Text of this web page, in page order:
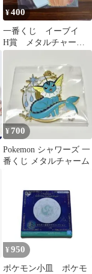
¥400
一番くじ イーブイ
H賞 メタルチャー
ム ブースター
¥ 700
Pokemon シャワーズ 一
番くじ メタルチャーム
¥ 950
ポケモン小皿 ポケモ